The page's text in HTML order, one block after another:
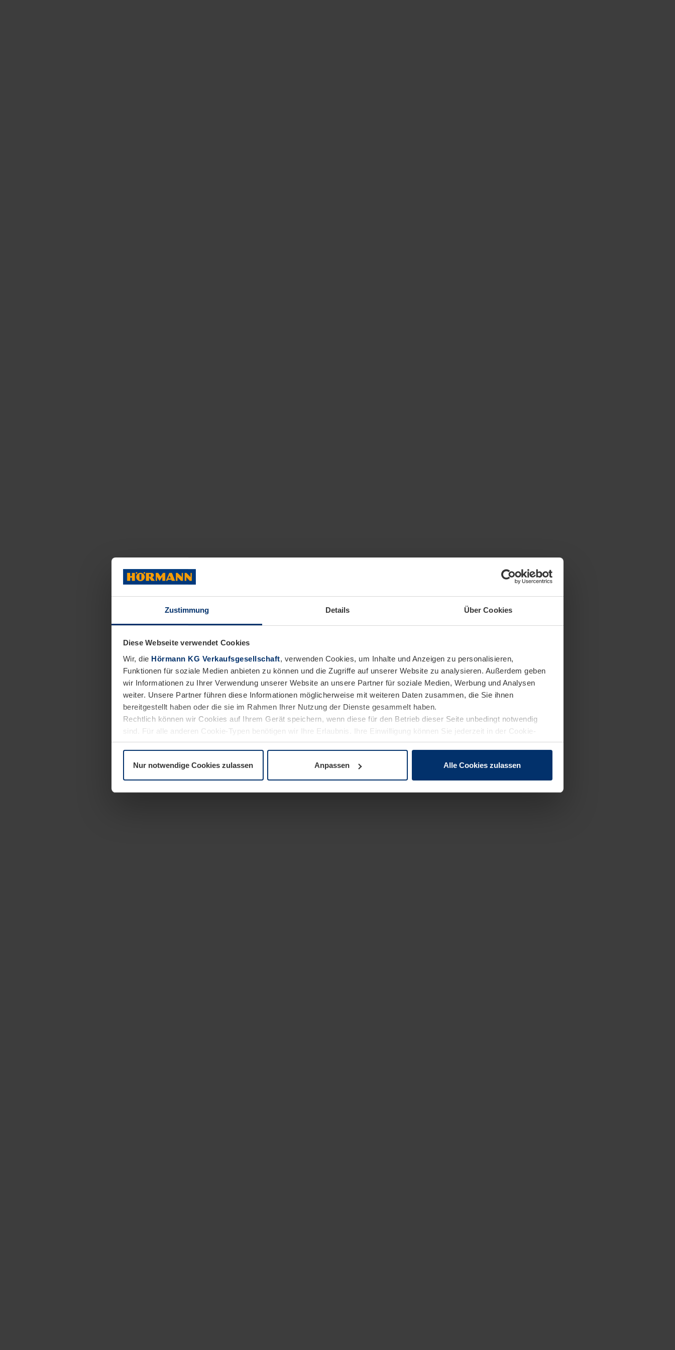
Zustimmung Details Über Cookies
Diese Webseite verwendet Cookies
Wir, die Hörmann KG Verkaufsgesellschaft, verwenden Cookies, um Inhalte und Anzeigen zu personalisieren,
Funktionen für soziale Medien anbieten zu können und die Zugriffe auf unserer Website zu analysieren. Außerdem geben
wir Informationen zu Ihrer Verwendung unserer Website an unsere Partner für soziale Medien, Werbung und Analysen
weiter. Unsere Partner führen diese Informationen möglicherweise mit weiteren Daten zusammen, die Sie ihnen
bereitgestellt haben oder die sie im Rahmen Ihrer Nutzung der Dienste gesammelt haben.
Rechtlich können wir Cookies auf Ihrem Gerät speichern, wenn diese für den Betrieb dieser Seite unbedingt notwendig
sind. Für alle anderen Cookie-Typen benötigen wir Ihre Erlaubnis. Ihre Einwilligung können Sie jederzeit in der Cookie-
Erläuterung auf der SeiteDatenschutzerklärungunserer Website ändern oder widerrufen.
Nur notwendige Cookies zulassen Anpassen Alle Cookies zulassen